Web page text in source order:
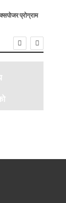
प्रोग्राम